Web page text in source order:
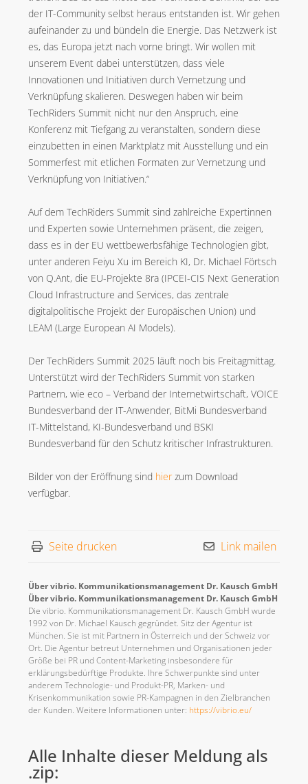
der IT-Community selbst heraus entstanden ist. Wir gehen
aufeinander zu und bündeln die Energie. Das Netzwerk ist
es, das Europa jetzt nach vorne bringt. Wir wollen mit
unserem Event dabei unterstützen, dass viele
Innovationen und Initiativen durch Vernetzung und
Verknüpfung skalieren. Deswegen haben wir beim
TechRiders Summit nicht nur den Anspruch, eine
Konferenz mit Tiefgang zu veranstalten, sondern diese
einzubetten in einen Marktplatz mit Ausstellung und ein
Sommerfest mit etlichen Formaten zur Vernetzung und
Verknüpfung von Initiativen.“
Auf dem TechRiders Summit sind zahlreiche Expertinnen
und Experten sowie Unternehmen präsent, die zeigen,
dass es in der EU wettbewerbsfähige Technologien gibt,
unter anderen Feiyu Xu im Bereich KI, Dr. Michael Förtsch
von Q.Ant, die EU-Projekte 8ra (IPCEI-CIS Next Generation
Cloud Infrastructure and Services, das zentrale
digitalpolitische Projekt der Europäischen Union) und
LEAM (Large European AI Models).
Der TechRiders Summit 2025 läuft noch bis Freitagmittag.
Unterstützt wird der TechRiders Summit von starken
Partnern, wie eco – Verband der Internetwirtschaft, VOICE
Bundesverband der IT-Anwender, BitMi Bundesverband
IT-Mittelstand, KI-Bundesverband und BSKI
Bundesverband für den Schutz kritischer Infrastrukturen.
Bilder von der Eröffnung sind hierzum Download
verfügbar.
Seite drucken Link mailen
Über vibrio. Kommunikationsmanagement Dr. Kausch GmbH
Über vibrio. Kommunikationsmanagement Dr. Kausch GmbH
Die vibrio. Kommunikationsmanagement Dr. Kausch GmbH wurde
1992 von Dr. Michael Kausch gegründet. Sitz der Agentur ist
München. Sie ist mit Partnern in Österreich und der Schweiz vor
Ort. Die Agentur betreut Unternehmen und Organisationen jeder
Größe bei PR und Content-Marketing insbesondere für
erklärungsbedürftige Produkte. Ihre Schwerpunkte sind unter
anderem Technologie- und Produkt-PR, Marken- und
Krisenkommunikation sowie PR-Kampagnen in den Zielbranchen
der Kunden. Weitere Informationen unter: https://vibrio.eu/
Alle Inhalte dieser Meldung als
.zip: